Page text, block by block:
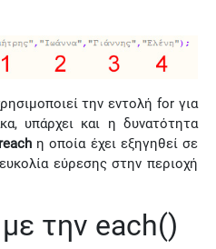
την εντολή for για
υπάρχει και η δυνατότητα
η οποία έχει εξηγηθεί σε
εύρεσης στην περιοχή
την each()